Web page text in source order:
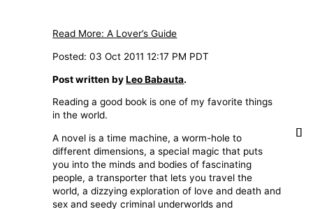
Read More: A Lover’s Guide
Posted: 03 Oct 2011 12:17 PM PDT
Post written byLeo Babauta.
Reading a good book is one of my favorite things
in the world.
A novel is a time machine, a worm-hole to
different dimensions, a special magic that puts
you into the minds and bodies of fascinating
people, a transporter that lets you travel the
world, a dizzying exploration of love and death and
sex and seedy criminal underworlds and